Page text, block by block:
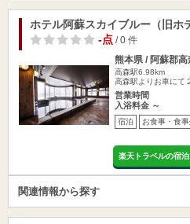
ホテル阿蘇スカイブルー（旧ホ
-点/ 0 件
熊本県 / 阿蘇郡高
高森駅6.98km
高森駅よりお車にて
営業時間
入浴料金 ～
宿泊 お食事・食
楽天トラベルの宿
関連情報から探す